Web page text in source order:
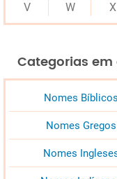
V
W X
Categorias
Nomes Bíblicos
Nomes Gregos
Nomes